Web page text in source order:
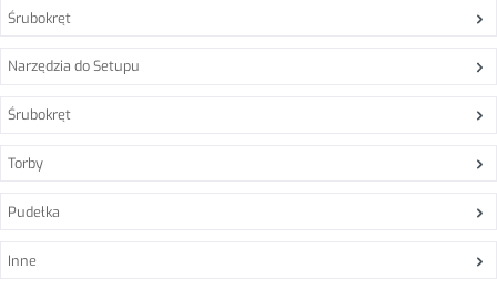
Śrubokręt
Narzędzia do Setupu
Śrubokręt
Torby
Pudełka
Inne